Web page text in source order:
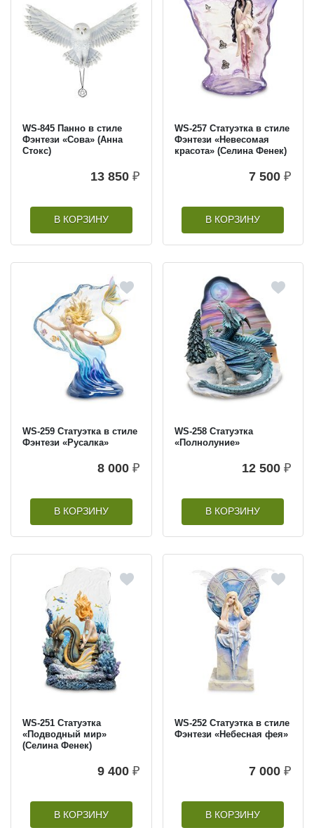
WS-845 Панно в стиле
Фэнтези «Сова» (Анна
Стокс)
13 850 ₽
В КОРЗИНУ
WS-257 Статуэтка в стиле
Фэнтези «Невесомая
красота» (Селина Фенек)
7 500 ₽
В КОРЗИНУ
WS-259 Статуэтка в стиле
Фэнтези «Русалка»
8 000 ₽
В КОРЗИНУ
WS-258 Статуэтка
«Полнолуние»
12 500 ₽
В КОРЗИНУ
WS-251 Статуэтка
«Подводный мир»
(Селина Фенек)
9 400 ₽
В КОРЗИНУ
WS-252 Статуэтка в стиле
Фэнтези «Небесная фея»
7 000 ₽
В КОРЗИНУ